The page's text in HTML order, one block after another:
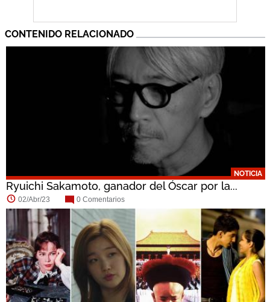
CONTENIDO RELACIONADO
NOTICIA
Ryuichi Sakamoto, ganador del Óscar por la...
02/Abr/23 0 Comentarios